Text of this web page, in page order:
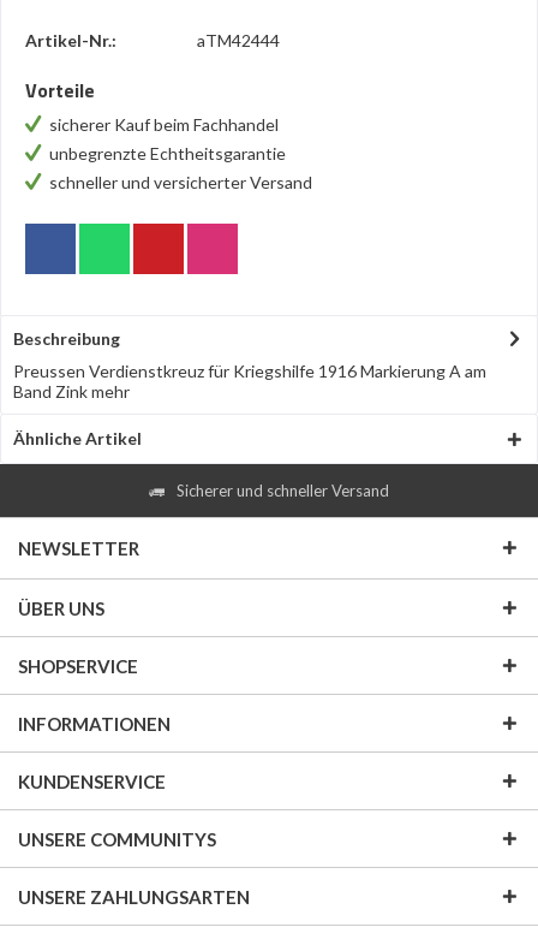
Artikel-Nr.: aTM42444
Vorteile
sicherer Kauf beim Fachhandel
unbegrenzte Echtheitsgarantie
schneller und versicherter Versand
Beschreibung
Preussen Verdienstkreuz für Kriegshilfe 1916 Markierung A am
Band Zinkmehr
Ähnliche Artikel
Sicherer und schneller Versand
NEWSLETTER
ÜBER UNS
SHOPSERVICE
INFORMATIONEN
KUNDENSERVICE
UNSERE COMMUNITYS
UNSERE ZAHLUNGSARTEN